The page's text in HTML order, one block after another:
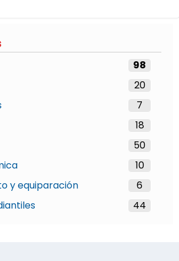
98
20
7
18
50
10
y equiparación
6
44